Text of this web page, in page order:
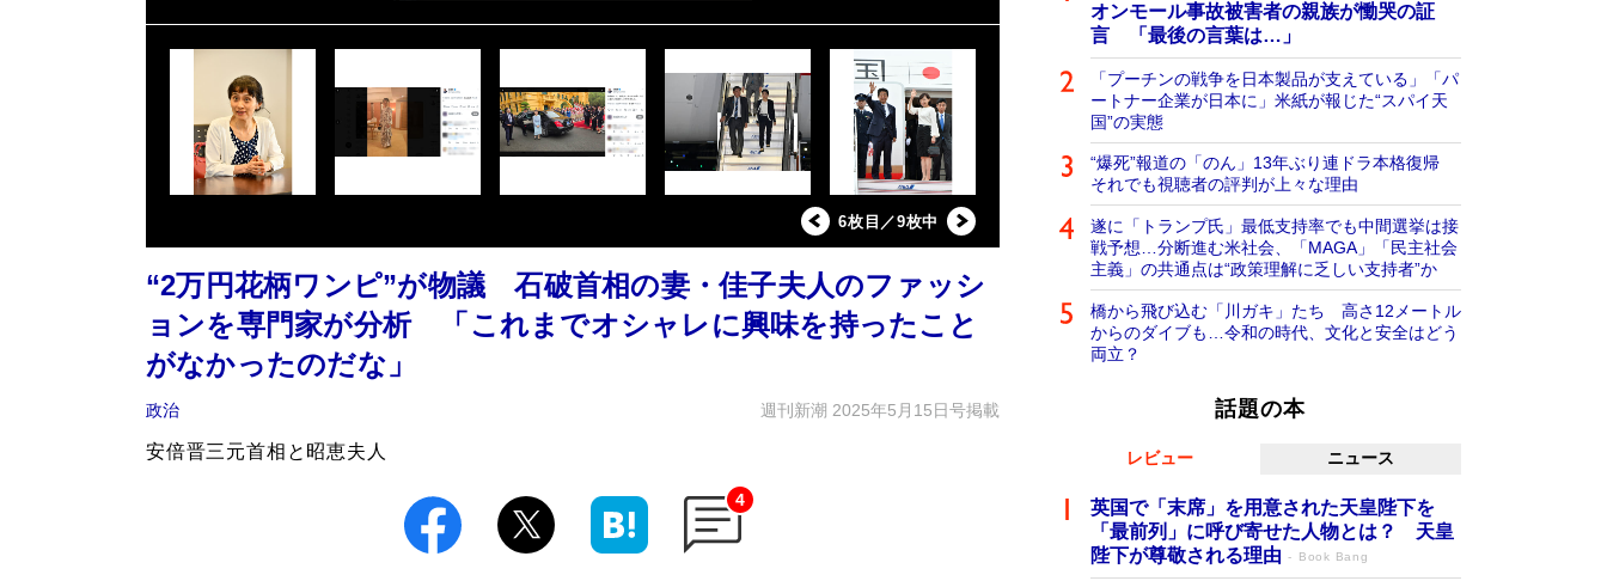
6枚目／9枚中
“2万円花柄ワンピ”が物議 石破首相の妻・佳子夫人のファッシ
ョンを専門家が分析 「これまでオシャレに興味を持ったこと
がなかったのだな」
政治 週刊新潮 2025年5月15日号掲載
安倍晋三元首相と昭恵夫人
4
オンモール事故被害者の親族が慟哭の証
言 「最後の言葉は…」
「プーチンの戦争を日本製品が支えている」「パ
ートナー企業が日本に」米紙が報じた“スパイ天
国”の実態
“爆死”報道の「のん」13年ぶり連ドラ本格復帰
それでも視聴者の評判が上々な理由
遂に「トランプ氏」最低支持率でも中間選挙は接
戦予想…分断進む米社会、「MAGA」「民主社会
主義」の共通点は“政策理解に乏しい支持者”か
橋から飛び込む「川ガキ」たち 高さ12メートル
からのダイブも…令和の時代、文化と安全はどう
両立？
話題の本
レビュー ニュース
英国で「末席」を用意された天皇陛下を
「最前列」に呼び寄せた人物とは？ 天皇
陛下が尊敬される理由
Book Bang